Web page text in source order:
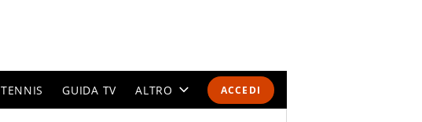
ACCEDI
TENNIS GUIDA TV ALTRO